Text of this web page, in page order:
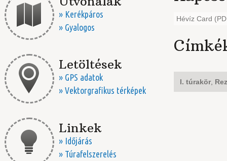
» Kerékpáros
» Gyalogos
Letöltések
» GPS adatok
» Vektorgrafikus térképek
Linkek
» Időjárás
» Túrafelszerelés
Hévíz Card
I. túrakör,